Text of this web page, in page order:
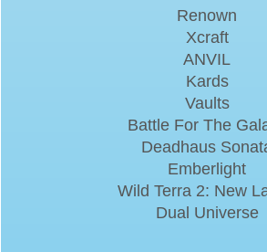
Renown
Xcraft
ANVIL
Kards
Vaults
Battle For The
Deadhaus
Emberlight
Wild Terra 2: New
Dual Universe